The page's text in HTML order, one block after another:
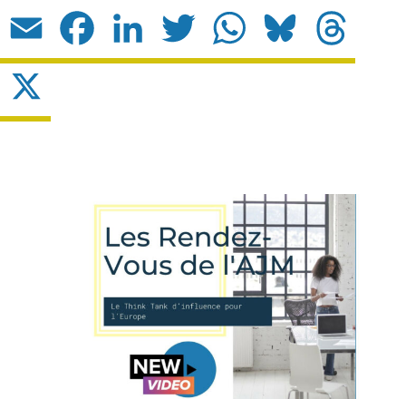
Email Facebook LinkedIn Twitter WhatsApp Bluesky